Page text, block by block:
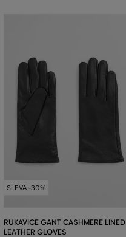
SLEVA -30%
RUKAVICE GANT CASHMERE LINED
LEATHER GLOVES